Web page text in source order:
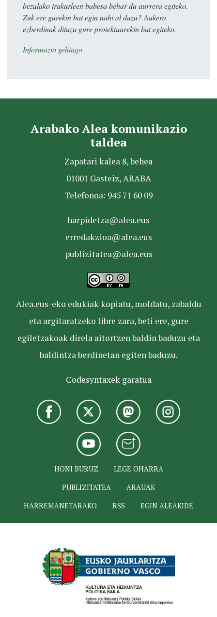
bezalako irakurleen babesa behar du aurrera egiteko.
Zuk ere gurekin bat egin nahi al duzu? Aukera
ezberdinak dituzu gure proiektuarekin bat egiteko.
Informazio gehiago
Arabako Alea komunikazio
taldea
Zapatari kalea 8, behea
01001 Gasteiz, ARABA
Telefonoa: 945 71 60 09
harpidetza@alea.eus
erredakzioa@alea.eus
publizitatea@alea.eus
Alea.eus-eko edukiak kopiatu, moldatu, zabaldu
eta argitaratzeko libre zara, beti ere, gure
egiletzakoak direla aitortzen baldin baduzu eta
baldintza berdinetan egiten baduzu.
Codesyntaxek garatua
HONI BURUZ
LEGE OHARRA
PUBLIZITATEA
ARAUAK
HARREMANETARAKO
RSS EGIN ALEAKIDE